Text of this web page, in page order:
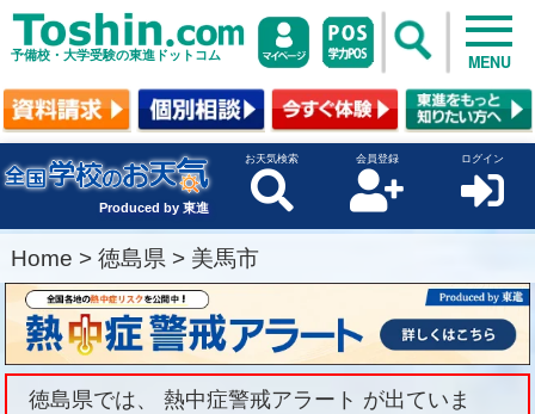
予備校・大学受験の東進ドットコム MENU
Produced by 東進
お天気検索 会員登録 ログイン
Home > 徳島県 > 美馬市
徳島県では、 熱中症警戒アラート が出ていま